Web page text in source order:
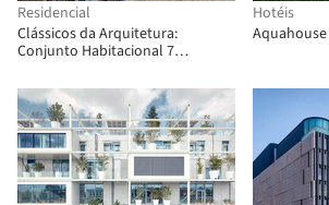
Residencial
Clássicos da Arquitetura:
Conjunto Habitacional 7
Jorge Elton
Hotéis
Aquahouse